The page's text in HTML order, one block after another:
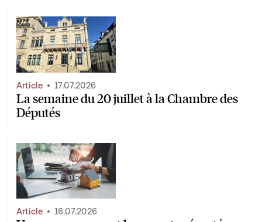
La semaine du 20 juillet à la Chambre des
Députés
Article 17.07.2026
Article 16.07.2026